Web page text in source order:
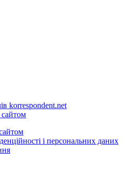
korrespondent.net
і персональних даних